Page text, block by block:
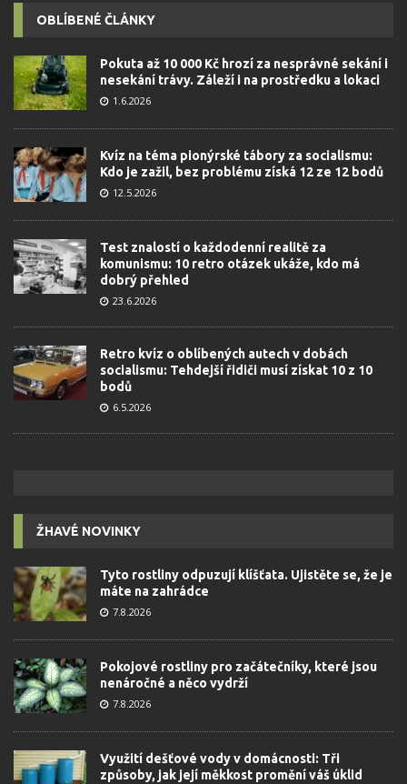
OBLÍBENÉ ČLÁNKY
Pokuta až 10 000 Kč hrozí za nesprávné sekání i
nesekání trávy. Záleží i na prostředku a lokaci
1.6.2026
Kvíz na téma pionýrské tábory za socialismu:
Kdo je zažil, bez problému získá 12 ze 12 bodů
12.5.2026
Test znalostí o každodenní realitě za
komunismu: 10 retro otázek ukáže, kdo má
dobrý přehled
23.6.2026
Retro kvíz o oblíbených autech v dobách
socialismu: Tehdejší řidiči musí získat 10 z 10
bodů
6.5.2026
ŽHAVÉ NOVINKY
Tyto rostliny odpuzují klíšťata. Ujistěte se, že je
máte na zahrádce
7.8.2026
Pokojové rostliny pro začátečníky, které jsou
nenáročné a něco vydrží
7.8.2026
Využití dešťové vody v domácnosti: Tři
způsoby, jak její měkkost promění váš úklid